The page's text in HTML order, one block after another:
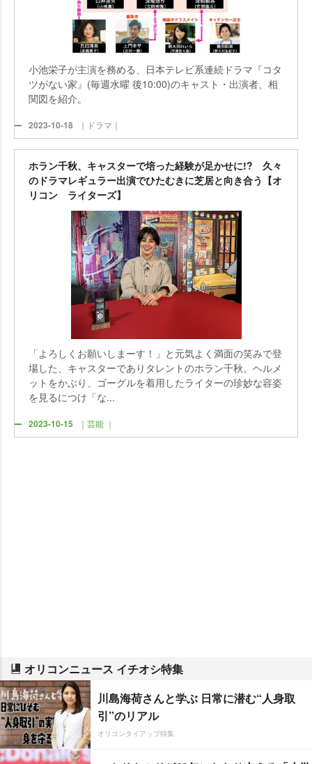
小池栄子が主演を務める、日本テレビ系連続ドラマ『コタ
ツがない家』(毎週水曜 後10:00)のキャスト・出演者、相
関図を紹介。
2023-10-18 ｜ドラマ｜
ホラン千秋、キャスターで培った経験が足かせに!? 久々
のドラマレギュラー出演でひたむきに芝居と向き合う【オ
リコン ライターズ】
「よろしくお願いしまーす！」と元気よく満面の笑みで登
場した、キャスターでありタレントのホラン千秋。ヘルメ
ットをかぶり、ゴーグルを着用したライターの珍妙な容姿
を見るにつけ「な...
2023-10-15 ｜芸能 ｜
オリコンニュース イチオシ特集
川島海荷さんと学ぶ 日常に潜む“人身取
引”のリアル
オリコンタイアップ特集